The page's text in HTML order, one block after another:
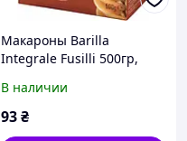
Макароны Barilla
Integrale Fusilli 500гр,
В наличии
93₴